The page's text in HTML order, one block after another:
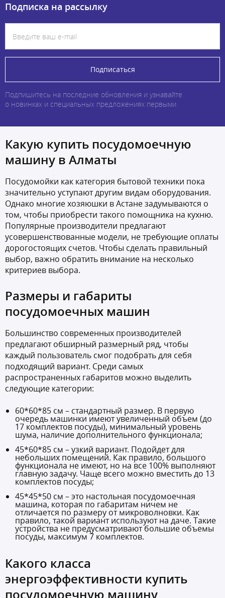
Подписка на рассылку
Подписаться
Подпишитесь на последние обновления и узнавайте
о новинках и специальных предложениях первыми
Какую купить посудомоечную
машину в Алматы
Посудомойки как категория бытовой техники пока
значительно уступают другим видам оборудования.
Однако многие хозяюшки в Астане задумываются о
том, чтобы приобрести такого помощника на кухню.
Популярные производители предлагают
усовершенствованные модели, не требующие оплаты
дорогостоящих счетов. Чтобы сделать правильный
выбор, важно обратить внимание на несколько
критериев выбора.
Размеры и габариты
посудомоечных машин
Большинство современных производителей
предлагают обширный размерный ряд, чтобы
каждый пользователь смог подобрать для себя
подходящий вариант. Среди самых
распространенных габаритов можно выделить
следующие категории:
60*60*85 см – стандартный размер. В первую
очередь машинки имеют увеличенный объем (до
17 комплектов посуды), минимальный уровень
шума, наличие дополнительного функционала;
45*60*85 см – узкий вариант. Подойдет для
небольших помещений. Как правило, большого
функционала не имеют, но на все 100% выполняют
главную задачу. Чаще всего можно вместить до 13
комплектов посуды;
45*45*50 см – это настольная посудомоечная
машина, которая по габаритам ничем не
отличается по размеру от микроволновки. Как
правило, такой вариант используют на даче. Такие
устройства не предусматривают большие объемы
посуды, максимум 7 комплектов.
Какого класса
энергоэффективности купить
посудомоечную машину